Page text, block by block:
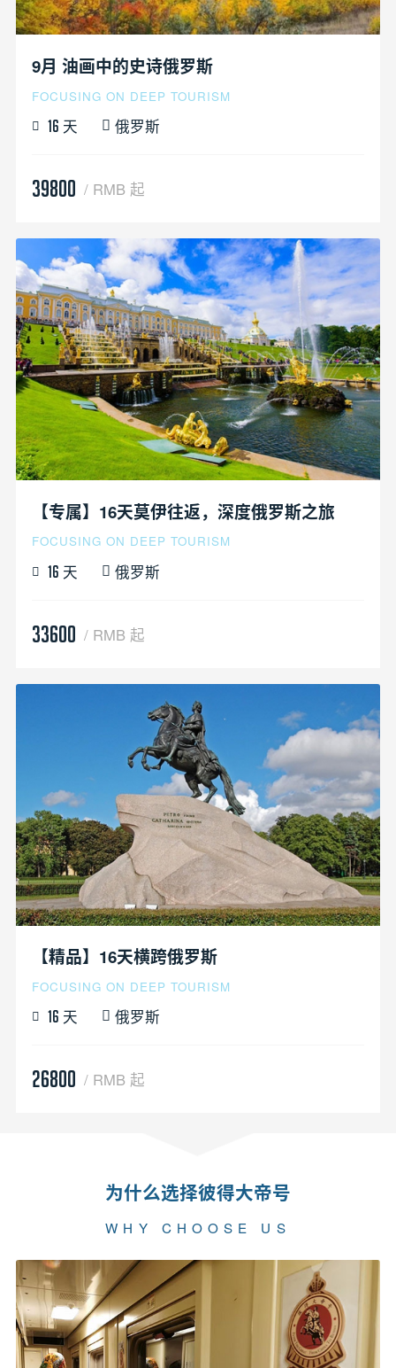
9月 油画中的史诗俄罗斯
FOCUSING ON DEEP TOURISM
16 天 俄罗斯
39800 / RMB 起
【专属】16天莫伊往返，深度俄罗斯之旅
FOCUSING ON DEEP TOURISM
16 天 俄罗斯
33600 / RMB 起
【精品】16天横跨俄罗斯
FOCUSING ON DEEP TOURISM
16 天 俄罗斯
26800 / RMB 起
为什么选择彼得大帝号
WHY CHOOSE US